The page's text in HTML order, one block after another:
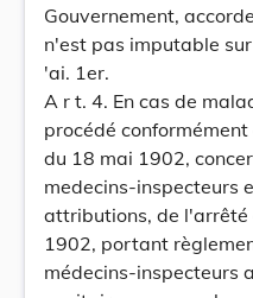
Gouvernement,
n'est pas imputable
'ai. 1er.
A r t. 4. En cas de
procédé
du 18 mai 1902,
medecins-inspecteurs
attributions, de
1902, portant
médecins-inspecteurs